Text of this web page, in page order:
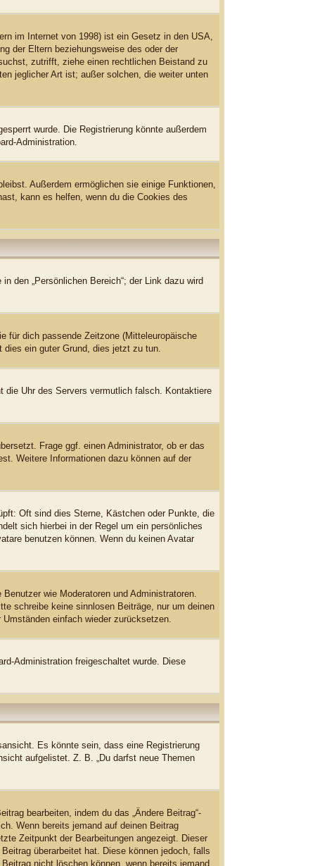
im Internet von 1998) ist ein Gesetz in den USA,
der Eltern beziehungsweise des oder der
zutrifft, ziehe einen rechtlichen Beistand zu
jeglicher Art ist; außer solchen, die weiter unten
wurde. Die Registrierung könnte außerdem
Administration.
Außerdem ermöglichen sie einige Funktionen,
kann es helfen, wenn du die Cookies des
den „Persönlichen Bereich“; der Link dazu wird
für dich passende Zeitzone (Mitteleuropäische
ein guter Grund, dies jetzt zu tun.
Uhr des Servers vermutlich falsch. Kontaktiere
Frage ggf. einen Administrator, ob er das
Weitere Informationen dazu können auf der
Oft sind dies Sterne, Kästchen oder Punkte, die
sich hierbei in der Regel um ein persönliches
benutzen können. Wenn du keinen Avatar
wie Moderatoren und Administratoren.
schreibe keine sinnlosen Beiträge, nur um deinen
einfach wieder zurücksetzen.
Administration freigeschaltet wurde. Diese
Es könnte sein, dass eine Registrierung
aufgelistet. Z. B. „Du darfst neue Themen
bearbeiten, indem du das „Ändere Beitrag“-
Wenn bereits jemand auf deinen Beitrag
Zeitpunkt der Bearbeitungen angezeigt. Dieser
überarbeitet hat. Diese können jedoch, falls
nicht löschen können, wenn bereits jemand